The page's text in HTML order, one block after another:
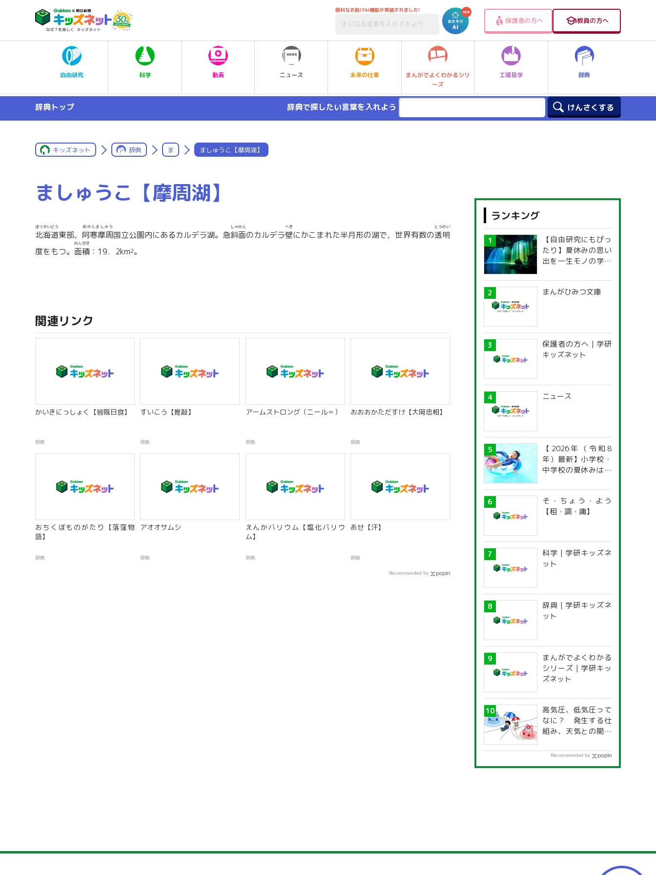
便利なお助けAI機能が実装されました!
保護者の方へ 教員の方へ
自由研究 科学 動画 ニュース 未来の仕事
まんがでよくわかるシリ
ーズ
工場見学 辞典
辞典トップ 辞典で探したい言葉を入れよう
キッズネット 辞典 ま ましゅうこ【摩周湖】
ましゅうこ【摩周湖】
北海道
ほっかいどう
東部， 阿寒摩周
あかんましゅう
国立公園内にあるカルデラ湖。急斜面
しゃめん
のカルデラ壁
へき
にかこまれた半月形の湖で，世界有数の透明
とうめい
度をもつ。 面積
めんせき
：19．2km2。
関連リンク
かいきにっしょく【皆既日食】
辞典
すいこう【推敲】
辞典
アームストロング（ニール＝）
辞典
おおおかただすけ【大岡忠相】
辞典
おちくぼものがたり【落窪物
語】
辞典
アオオサムシ
辞典
えんかバリウム【塩化バリウ
ム】
辞典
あせ【汗】
辞典
Recommended by
ランキング
【自由研究にもぴっ
たり】夏休みの思い
出を一生モノの学び
探究ガイド
まんがひみつ文庫
保護者の方へ | 学研
キッズネット
ニュース
【2026年（令和8
年）最新】小学校・
中学校の夏休みはい
道府県別「夏季休暇
一覧」
そ・ちょう・よう
【租・調・庸】
科学 | 学研キッズネ
ット
辞典 | 学研キッズネ
ット
まんがでよくわかる
シリーズ | 学研キッ
ズネット
高気圧、低気圧って
なに？ 発生する仕
組み、天気との関係
Recommended by